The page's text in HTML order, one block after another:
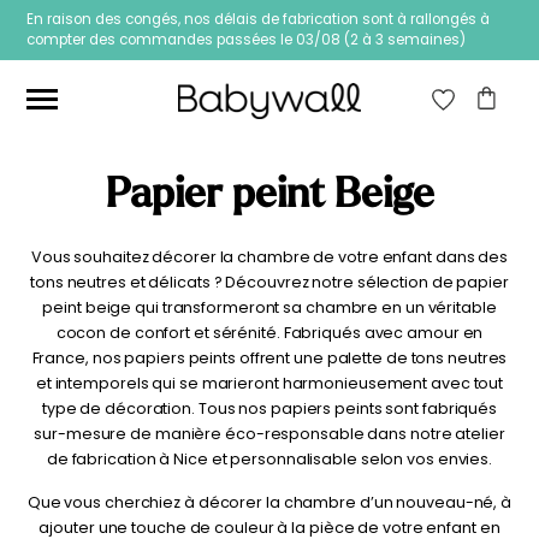
En raison des congés, nos délais de fabrication sont à rallongés à
compter des commandes passées le 03/08 (2 à 3 semaines)
Papier peint Fleurs
Papier peint jungle
Papier peint Beige
Vous souhaitez décorer la chambre de votre enfant dans des
tons neutres et délicats ? Découvrez notre sélection de papier
peint beige qui transformeront sa chambre en un véritable
cocon de confort et sérénité. Fabriqués avec amour en
France, nos papiers peints offrent une palette de tons neutres
et intemporels qui se marieront harmonieusement avec tout
type de décoration. Tous nos papiers peints sont fabriqués
sur-mesure de manière éco-responsable dans notre atelier
de fabrication à Nice et personnalisable selon vos envies.
Que vous cherchiez à décorer la chambre d’un nouveau-né, à
ajouter une touche de couleur à la pièce de votre enfant en
RECHERCHE
POUR :
RECHERCHE
Prix
min
Prix
max
Filtrer
Prix : 20€—